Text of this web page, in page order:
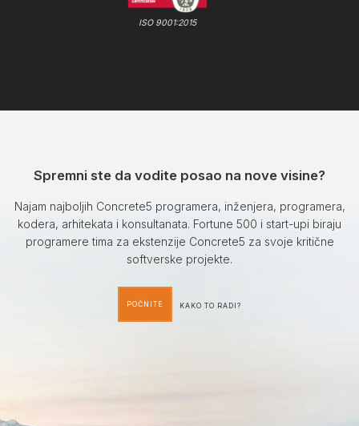
ISO 9001:2015
Spremni ste da vodite posao na nove visine?
Najam najboljih Concrete5 programera, inženjera, programera,
kodera, arhitekata i konsultanata. Fortune 500 i start-upi biraju
programere tima za ekstenzije Concrete5 za svoje kritične
softverske projekte.
POČNITE KAKO TO RADI?